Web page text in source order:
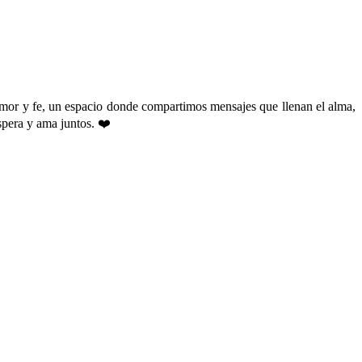
y fe, un espacio donde compartimos mensajes que llenan el alma,
y ama juntos. ❤️